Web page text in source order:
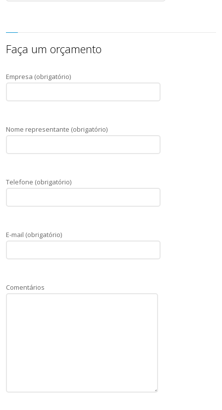
Faça um orçamento
Empresa (obrigatório)
Nome representante (obrigatório)
Telefone (obrigatório)
E-mail (obrigatório)
Comentários